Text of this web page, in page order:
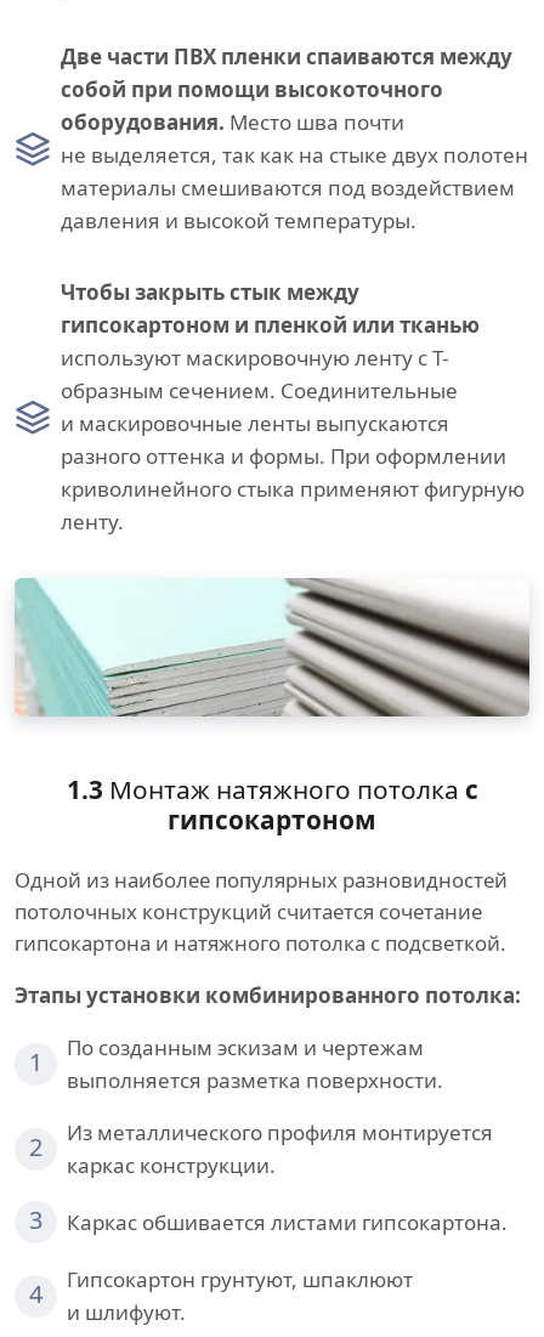
Две части ПВХ пленки спаиваются между
собой при помощи высокоточного
оборудования. Место шва почти
не выделяется, так как на стыке двух полотен
материалы смешиваются под воздействием
давления и высокой температуры.
Чтобы закрыть стык между
гипсокартоном и пленкой или тканью
используют маскировочную ленту с Т-
образным сечением. Соединительные
и маскировочные ленты выпускаются
разного оттенка и формы. При оформлении
криволинейного стыка применяют фигурную
ленту.
1.3 Монтаж натяжного потолка с
гипсокартоном
Одной из наиболее популярных разновидностей
потолочных конструкций считается сочетание
гипсокартона и натяжного потолка с подсветкой.
Этапы установки комбинированного потолка:
1
По созданным эскизам и чертежам
выполняется разметка поверхности.
2
Из металлического профиля монтируется
каркас конструкции.
3 Каркас обшивается листами гипсокартона.
4
Гипсокартон грунтуют, шпаклюют
и шлифуют.